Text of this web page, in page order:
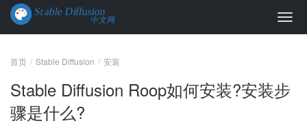
首页 Stable Diffusion 安装
Stable Diffusion Roop如何安装?安装步
骤是什么?